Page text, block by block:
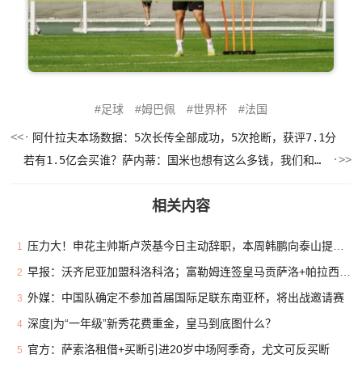
足球 姆巴佩 世界杯 法国
阿什拉夫本场数据：5次长传全部成功，5次抢断，获评7.1分
若有1.5亿会买谁？萨内蒂：国米也想有这么多钱，我们和皇马不同
相关内容
1 压力大！申花主帅斯卢茨基今日主动辞职，本周韩鹏向泰山提出辞职
2 早报：沃齐尼亚加盟科洛科洛；富勒姆连签皇马贡萨洛+帕拉西奥斯
3 外媒：中国队确定不参加首届国际足联东南亚杯，将出战邀请赛
4 深度|为“一年级”新秀花费重金，皇马到底图什么？
5 官方：萨索洛租借+买断引进20岁中场阿季奇，尤文可反买断